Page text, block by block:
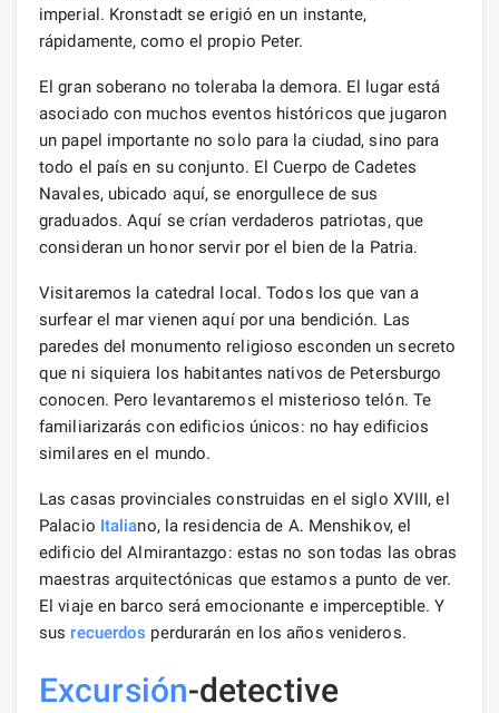
imperial. Kronstadt se erigió en un instante,
rápidamente, como el propio Peter.
El gran soberano no toleraba la demora. El lugar está
asociado con muchos eventos históricos que jugaron
un papel importante no solo para la ciudad, sino para
todo el país en su conjunto. El Cuerpo de Cadetes
Navales, ubicado aquí, se enorgullece de sus
graduados. Aquí se crían verdaderos patriotas, que
consideran un honor servir por el bien de la Patria.
Visitaremos la catedral local. Todos los que van a
surfear el mar vienen aquí por una bendición. Las
paredes del monumento religioso esconden un secreto
que ni siquiera los habitantes nativos de Petersburgo
conocen. Pero levantaremos el misterioso telón. Te
familiarizarás con edificios únicos: no hay edificios
similares en el mundo.
Las casas provinciales construidas en el siglo XVIII, el
Palacio Italiano, la residencia de A. Menshikov, el
edificio del Almirantazgo: estas no son todas las obras
maestras arquitectónicas que estamos a punto de ver.
El viaje en barco será emocionante e imperceptible. Y
sus recuerdos perdurarán en los años venideros.
Excursión-detective